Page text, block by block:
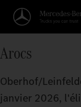
Arocs
Oberhof/
janvier 2026,